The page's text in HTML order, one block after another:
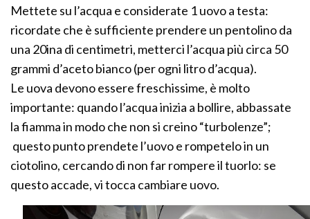
Mettete su l’acqua e considerate 1 uovo a testa:
ricordate che è sufficiente prendere un pentolino da
una 20ina di centimetri, metterci l’acqua più circa 50
grammi d’aceto bianco (per ogni litro d’acqua).
Le uova devono essere freschissime, è molto
importante: quando l’acqua inizia a bollire, abbassate
la fiamma in modo che non si creino “turbolenze”;
questo punto prendete l’uovo e rompetelo in un
ciotolino, cercando di non far rompere il tuorlo: se
questo accade, vi tocca cambiare uovo.